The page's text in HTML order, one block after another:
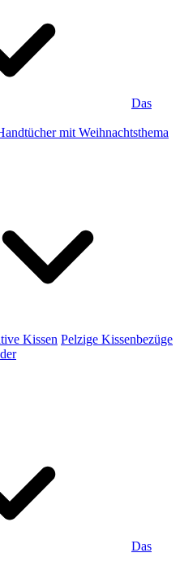
Das
mit Weihnachtsthema
Kissen Pelzige Kissenbezüge
Das